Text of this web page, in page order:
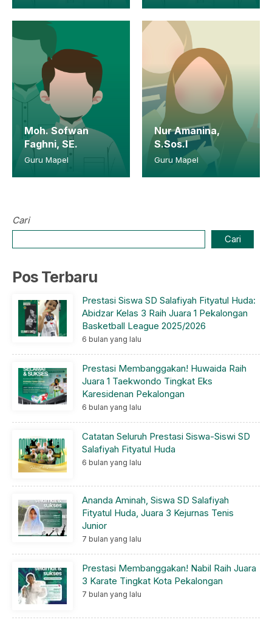
Moh. Sofwan
Faghni, SE.
Guru Mapel
Nur Amanina,
S.Sos.I
Guru Mapel
Cari
Cari
Pos Terbaru
Prestasi Siswa SD Salafiyah Fityatul Huda:
Abidzar Kelas 3 Raih Juara 1 Pekalongan
Basketball League 2025/2026
6 bulan yang lalu
Prestasi Membanggakan! Huwaida Raih
Juara 1 Taekwondo Tingkat Eks
Karesidenan Pekalongan
6 bulan yang lalu
Catatan Seluruh Prestasi Siswa-Siswi SD
Salafiyah Fityatul Huda
6 bulan yang lalu
Ananda Aminah, Siswa SD Salafiyah
Fityatul Huda, Juara 3 Kejurnas Tenis
Junior
7 bulan yang lalu
Prestasi Membanggakan! Nabil Raih Juara
3 Karate Tingkat Kota Pekalongan
7 bulan yang lalu